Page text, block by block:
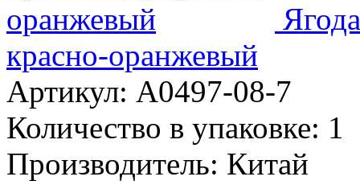
красно-оранжевый
Артикул: A0497-08-7
Количество в упаковке: 1
Производитель: Китай